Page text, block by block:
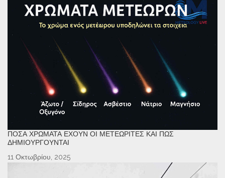
ΠΌΣΑ ΧΡΏΜΑΤΑ ΈΧΟΥΝ ΟΙ ΜΕΤΕΩΡΊΤΕΣ ΚΑΙ ΠΏΣ
ΔΗΜΙΟΥΡΓΟΎΝΤΑΙ
11 Οκτωβρίου, 2025